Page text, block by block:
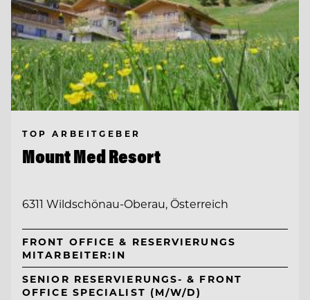
TOP ARBEITGEBER
Mount Med Resort
6311 Wildschönau-Oberau, Österreich
FRONT OFFICE & RESERVIERUNGS
MITARBEITER:IN
SENIOR RESERVIERUNGS- & FRONT
OFFICE SPECIALIST (M/W/D)